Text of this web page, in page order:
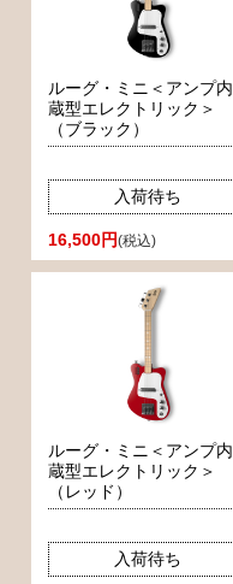
ルーグ・ミニ＜アンプ内
蔵型エレクトリック＞
（ブラック）
入荷待ち
16,500円(税込)
ルーグ・ミニ＜アンプ内
蔵型エレクトリック＞
（レッド）
入荷待ち